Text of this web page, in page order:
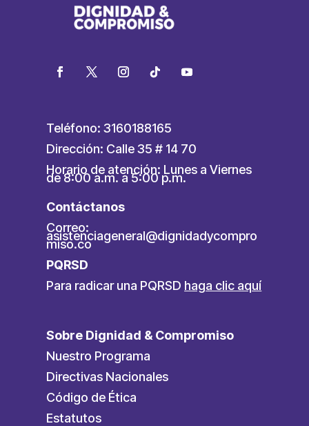
Teléfono: 3160188165
Dirección: Calle 35 # 14 70
Horario de atención: Lunes a Viernes
de 8:00 a.m. a 5:00 p.m.
Contáctanos
Correo:
asistenciageneral@dignidadycompro
miso.co
PQRSD
Para radicar una PQRSD haga clic aquí
Sobre Dignidad & Compromiso
Nuestro Programa
Directivas Nacionales
Código de Ética
Estatutos